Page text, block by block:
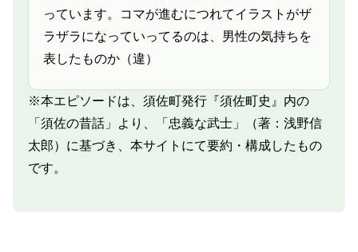
っています。コマが進むにつれてイラストがザ
ラザラになっていってるのは、男性の気持ちを
表したものか（違）
※本エピソードは、須佐町発行『須佐町史』内の
「須佐の昔話」より、「忠義な武士」（著：浅野信
太郎）に基づき、本サイトにて要約・構成したもの
です。